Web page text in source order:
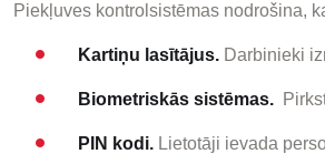
Piekļuves kontrolsistēmas nodrošina,
Kartiņu lasītājus. Darbinieki
Biometriskās sistēmas.
PIN kodi. Lietotāji ievada